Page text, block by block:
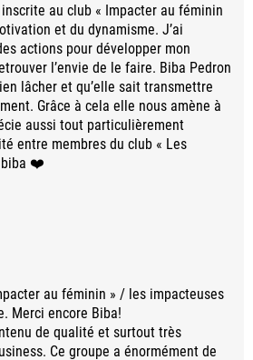
au club « Impacter au féminin
et du dynamisme. J’ai
actions pour développer mon
l’envie de le faire. Biba Pedron
lâcher et qu’elle sait transmettre
Grâce à cela elle nous amène à
aussi tout particulièrement
entre membres du club « Les
biba ❤️
au féminin » / les impacteuses
Merci encore Biba!
de qualité et surtout très
Ce groupe a énormément de